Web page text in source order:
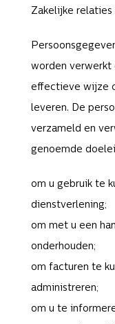
Zakelijke relaties
worden verwerkt
effectieve wijze
leveren. De
verzameld en
genoemde
om u gebruik te
dienstverlening;
om met u een
onderhouden;
om facturen te
administreren;
om u te